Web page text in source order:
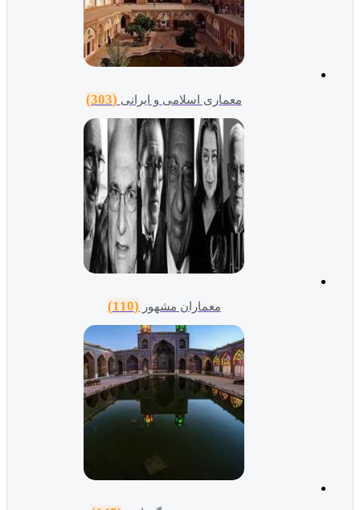
معماری اسلامی و ایرانی (303)
معماران مشهور (110)